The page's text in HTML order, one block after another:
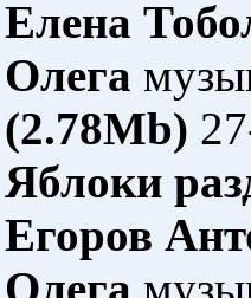
Елена
Олега
(2.78Mb)
Яблоки
Егоров